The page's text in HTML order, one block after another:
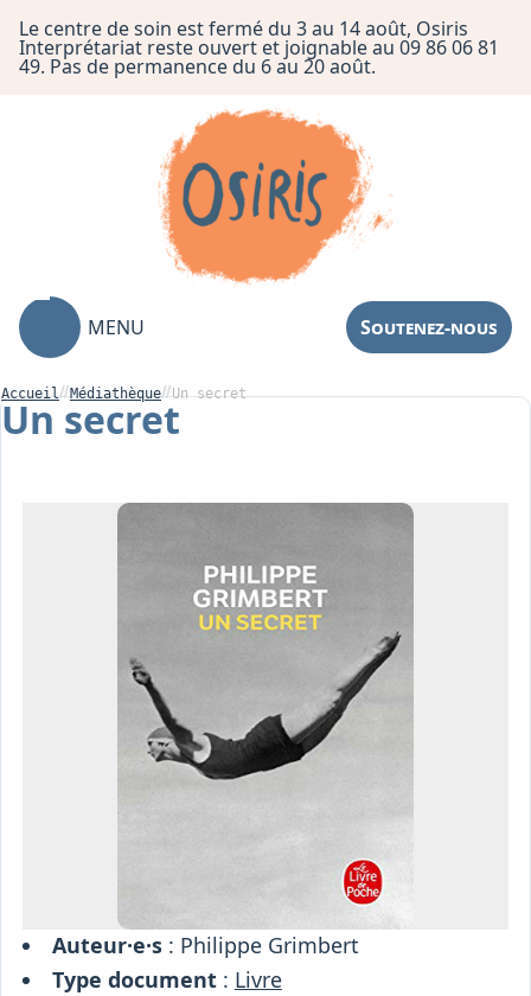
Le centre de soin est fermé du 3 au 14 août, Osiris
Interprétariat reste ouvert et joignable au 09 86 06 81
49. Pas de permanence du 6 au 20 août.
MENU Soutenez-nous
Centre de Soin
Accueil Médiathèque Un secret
Un secret
Auteur·e·s: Philippe Grimbert
Type document: Livre